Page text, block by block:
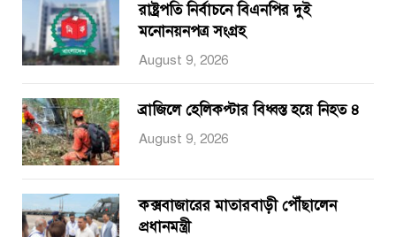
রাষ্ট্রপতি নির্বাচনে বিএনপির দুই
মনোনয়নপত্র সংগ্রহ
August 9, 2026
ব্রাজিলে হেলিকপ্টার বিধ্বস্ত হয়ে নিহত ৪
August 9, 2026
কক্সবাজারের মাতারবাড়ী পৌঁছালেন
প্রধানমন্ত্রী